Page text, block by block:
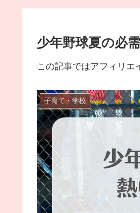
少年野球夏の必
この記事ではアフィリエ
子育て・学校